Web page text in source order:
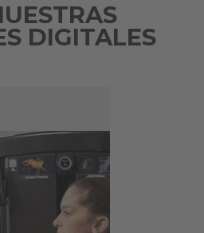
DIGITALES